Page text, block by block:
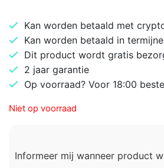
Kan worden betaald met
Kan worden betaald in
Dit product wordt gratis
2 jaar garantie
Op voorraad? Voor 18:00
Niet op voorraad
Informeer mij wanneer product